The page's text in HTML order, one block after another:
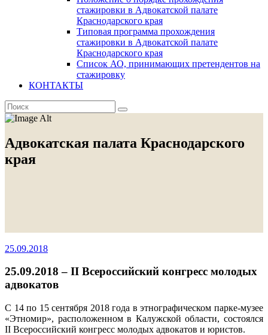
стажировки в Адвокатской палате
Краснодарского края
Типовая программа прохождения
стажировки в Адвокатской палате
Краснодарского края
Список АО, принимающих претендентов на
стажировку
КОНТАКТЫ
Адвокатская палата Краснодарского
края
25.09.2018
25.09.2018 – II Всероссийский конгресс молодых
адвокатов
С 14 по 15 сентября 2018 года в этнографическом парке-музее
«Этномир», расположенном в Калужской области, состоялся
II Всероссийский конгресс молодых адвокатов и юристов.